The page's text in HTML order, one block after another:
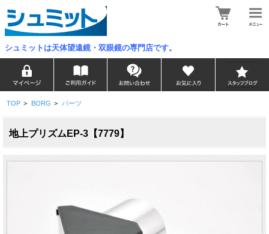
シュミットは天体望遠鏡・双眼鏡の専門店です。
TOP > BORG > パーツ
地上プリズムEP-3【7779】